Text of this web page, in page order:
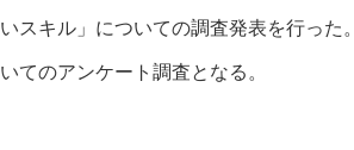
スキル」についての調査発表を行った。
てのアンケート調査となる。